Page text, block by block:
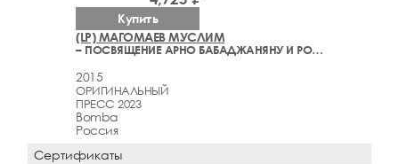
(LP) МАГОМАЕВ МУСЛИМ
– ПОСВЯЩЕНИЕ АРНО БАБАДЖАНЯНУ И РОБЕРТУ РОЖДЕСТВЕНСКОМУ
2015
ОРИГИНАЛЬНЫЙ
ПРЕСС 2023
Bomba
Россия
Купить
Сертификаты